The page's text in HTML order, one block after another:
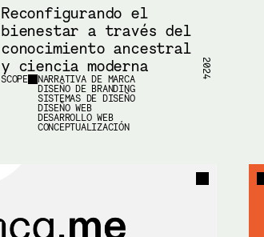
Reconfigurando el
bienestar a través del
conocimiento ancestral
y ciencia moderna
SCOPE
NARRATIVA DE MARCA
DISEÑO DE BRANDING
SISTEMAS DE DISEÑO
DISEÑO WEB
DESARROLLO WEB
CONCEPTUALIZACIÓN
2024